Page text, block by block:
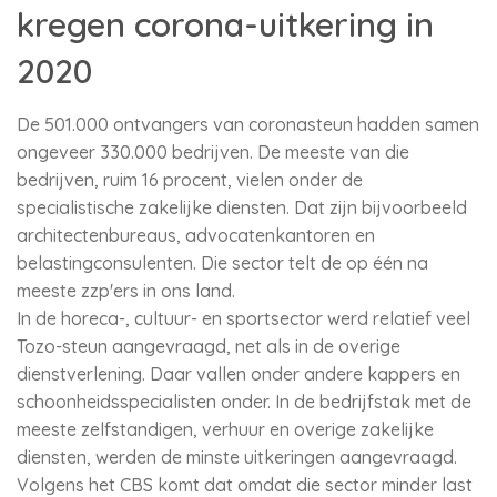
kregen corona-uitkering in
2020
De 501.000 ontvangers van coronasteun hadden samen
ongeveer 330.000 bedrijven. De meeste van die
bedrijven, ruim 16 procent, vielen onder de
specialistische zakelijke diensten. Dat zijn bijvoorbeeld
architectenbureaus, advocatenkantoren en
belastingconsulenten. Die sector telt de op één na
meeste zzp'ers in ons land.
In de horeca-, cultuur- en sportsector werd relatief veel
Tozo-steun aangevraagd, net als in de overige
dienstverlening. Daar vallen onder andere kappers en
schoonheidsspecialisten onder. In de bedrijfstak met de
meeste zelfstandigen, verhuur en overige zakelijke
diensten, werden de minste uitkeringen aangevraagd.
Volgens het CBS komt dat omdat die sector minder last